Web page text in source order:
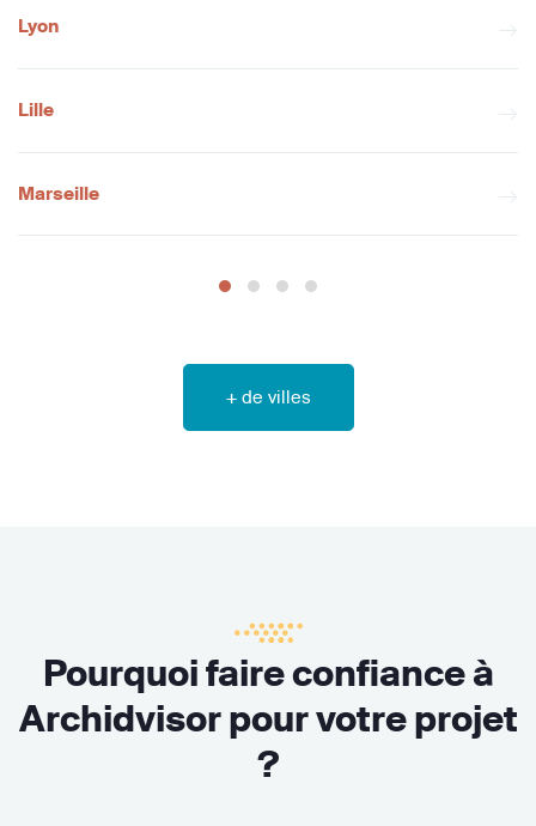
Lyon
Lille
Marseille
+ de villes
Pourquoi faire confiance à
Archidvisor pour votre projet
?